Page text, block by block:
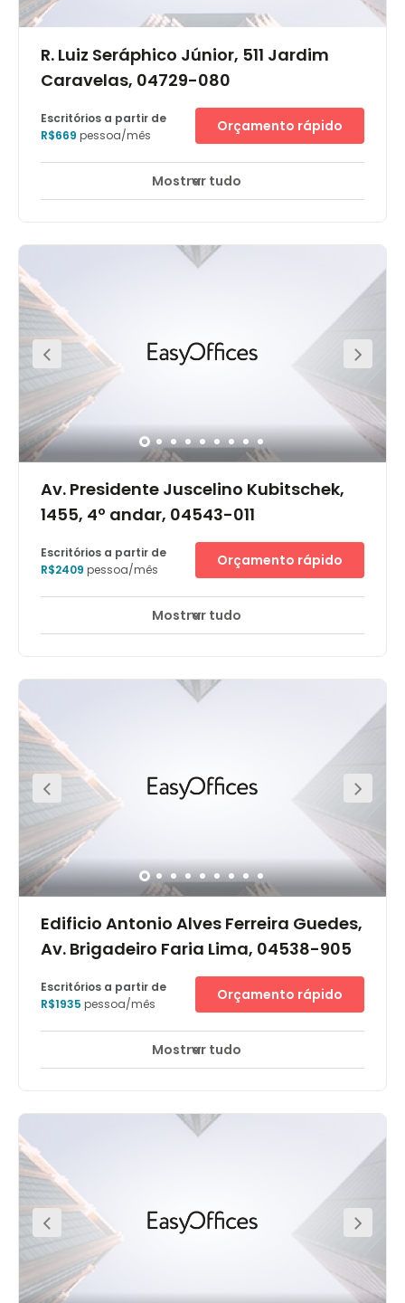
R. Luiz Seráphico Júnior, 511 Jardim
Caravelas, 04729-080
Escritórios a partir de
R$669 pessoa/mês
Orçamento rápido
Mostrar tudo
Av. Presidente Juscelino Kubitschek,
1455, 4º andar, 04543-011
Monitorização CCTV 24 horas Creche
principal distrito financeiro de São Paulo. Está localizado
na região do Itaim Bibi, um bairro próspero que oferece
estabelecimentos sofisticados, além de dois shopping
centers excelentes. Também é vizinho do famoso
restaurante Eataly. O edifício oferece: - escritórios
totalmente equipados, prontos para começar a
trabalhar- área de coworking e business lounges
totalmente equipados- salas de reunião- acesso à
internet rápida graças aos serviços de TI da Regus-
suporte administrativo quando solicitado- acesso `às
principais linhas de ônibus- áreas de descanso-
serviços de concierge na recepção do edifício-
estacionamento seguro com serviço de manobrista
Escritórios a partir de
R$2409 pessoa/mês
Orçamento rápido
Mostrar tudo
Edificio Antonio Alves Ferreira Guedes,
Av. Brigadeiro Faria Lima, 04538-905
Salão de negócios
de 16 andares Antônio Alves Ferreira Guedes, com seu
distinto estilo Art Deco antigo. Foi construído em 1999
tecnologia de um dos maiores locadores originais, um
consultor financeiro global, e foi eleito o edifico triple A
da cidade por sua localização, qualidade, facilidades
aos usuários e ambiente energeticamente eficiente. O
edifício tem proteção 24 horas de segurança, sistemas
de segurança contra incêndio e controle de acesso. O
prédio também oferece estacionamento coberto e um
heliporto. Está situado em um próspero distrito
empresarial central, na prospera área do Itaim Bibi na
Escritórios a partir de
R$1935 pessoa/mês
Orçamento rápido
Mostrar tudo